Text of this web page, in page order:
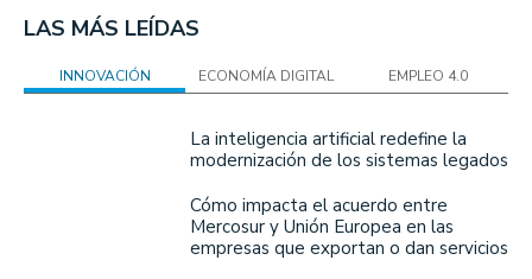
LAS MÁS LEÍDAS
INNOVACIÓN ECONOMÍA DIGITAL EMPLEO 4.0
La inteligencia artificial redefine la
modernización de los sistemas legados
Cómo impacta el acuerdo entre
Mercosur y Unión Europea en las
empresas que exportan o dan servicios